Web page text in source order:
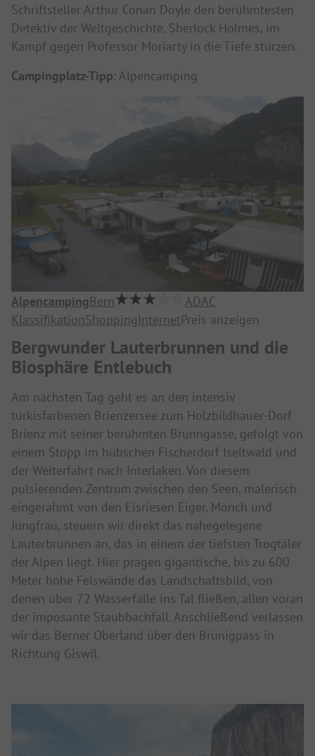
Schriftsteller Arthur Conan Doyle den berühmtesten
Detektiv der Weltgeschichte, Sherlock Holmes, im
Kampf gegen Professor Moriarty in die Tiefe stürzen.
Campingplatz-Tipp: Alpencamping
AlpencampingBern
ADAC
KlassifikationShoppingInternetPreis anzeigen
Bergwunder Lauterbrunnen und die
Biosphäre Entlebuch
Am nächsten Tag geht es an den intensiv
türkisfarbenen Brienzersee zum Holzbildhauer-Dorf
Brienz mit seiner berühmten Brunngasse, gefolgt von
einem Stopp im hübschen Fischerdorf Iseltwald und
der Weiterfahrt nach Interlaken. Von diesem
pulsierenden Zentrum zwischen den Seen, malerisch
eingerahmt von den Eisriesen Eiger, Mönch und
Jungfrau, steuern wir direkt das nahegelegene
Lauterbrunnen an, das in einem der tiefsten Trogtäler
der Alpen liegt. Hier prägen gigantische, bis zu 600
Meter hohe Felswände das Landschaftsbild, von
denen über 72 Wasserfälle ins Tal fließen, allen voran
der imposante Staubbachfall. Anschließend verlassen
wir das Berner Oberland über den Brünigpass in
Richtung Giswil.